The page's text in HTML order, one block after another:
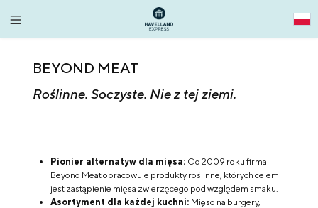
BEYOND MEAT
Roślinne. Soczyste. Nie z tej ziemi.
Pionier alternatyw dla mięsa: Od 2009 roku firma
Beyond Meat opracowuje produkty roślinne, których celem
jest zastąpienie mięsa zwierzęcego pod względem smaku.
Asortyment dla każdej kuchni: Mięso na burgery,